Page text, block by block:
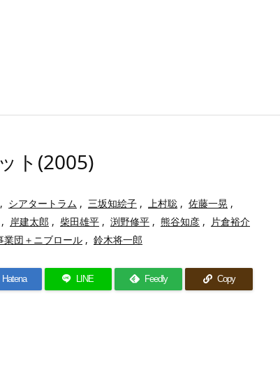
ト(2005)
, シアタートラム , 三坂知絵子 , 上村聡 , 佐藤一晃 ,
, 岸建太郎 , 柴田雄平 , 渕野修平 , 熊谷知彦 , 片倉裕介
業団＋ニブロール , 鈴木将一郎
Hatena LINE Feedly Copy